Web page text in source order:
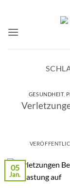
springen
GESUNDHEIT,
05
Jan.